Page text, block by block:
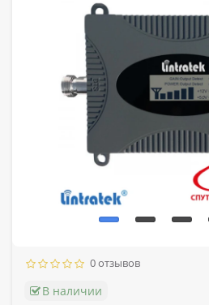
0 отзывов
В наличии